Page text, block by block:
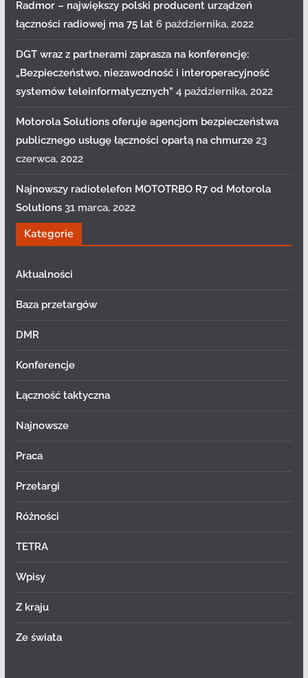
Radmor – największy polski producent urządzeń
łączności radiowej ma 75 lat 6 października, 2022
DGT wraz z partnerami zaprasza na konferencję:
„Bezpieczeństwo, niezawodność i interoperacyjność
systemów teleinformatycznych” 4 października, 2022
Motorola Solutions oferuje agencjom bezpieczeństwa
publicznego usługę łączności opartą na chmurze 23
czerwca, 2022
Najnowszy radiotelefon MOTOTRBO R7 od Motorola
Solutions 31 marca, 2022
Kategorie
Aktualności
Baza przetargów
DMR
Konferencje
Łączność taktyczna
Najnowsze
Praca
Przetargi
Różności
TETRA
Wpisy
Z kraju
Ze świata